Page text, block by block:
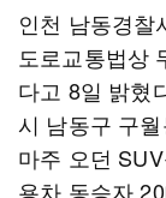
인천 남동경찰
도로교통법상
다고 8일 밝혔
시 남동구 구
마주 오던
용차 동승자